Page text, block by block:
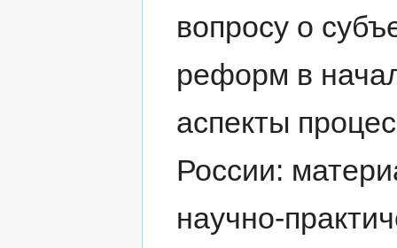
вопросу о
реформ в
аспекты
России:
научно-